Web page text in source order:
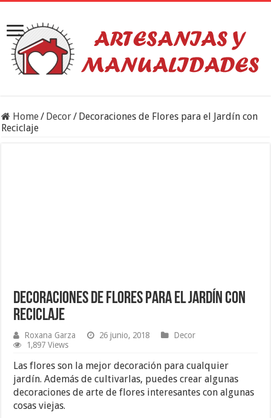
Home/ Decor/ Decoraciones de Flores para el Jardín con
Reciclaje
Decoraciones de Flores para el Jardín con
Reciclaje
Roxana Garza 26 junio, 2018
Decor
1,897 Views
Las flores son la mejor decoración para cualquier
jardín. Además de cultivarlas, puedes crear algunas
decoraciones de arte de flores interesantes con algunas
cosas viejas.